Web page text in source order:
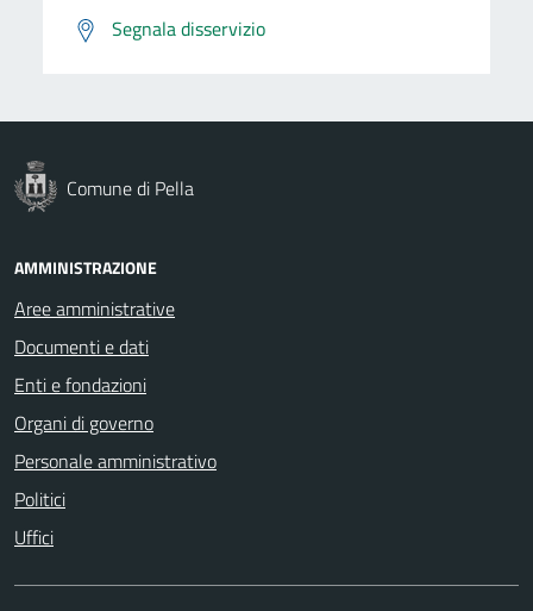
Segnala disservizio
Comune di Pella
AMMINISTRAZIONE
Aree amministrative
Documenti e dati
Enti e fondazioni
Organi di governo
Personale amministrativo
Politici
Uffici